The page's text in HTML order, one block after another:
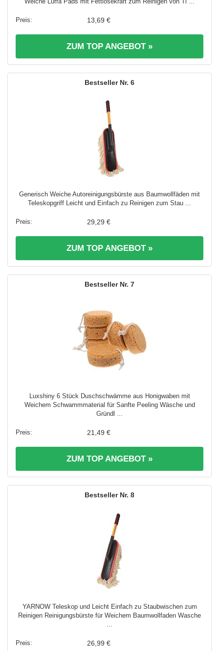
13,69 €
ZUM TOP ANGEBOT »
6
Generisch Weiche Autoreinigungsbürste aus Baumwollfäden mit
Teleskopgriff Leicht und Einfach zu Reinigen zum Stau ...
29,29 €
ZUM TOP ANGEBOT »
7
Luxshiny 6 Stück Duschschwämme aus Honigwaben mit
Weichem Schwammmaterial für Sanfte Peeling Wäsche und
Gründl ...
21,49 €
ZUM TOP ANGEBOT »
8
YARNOW Teleskop und Leicht Einfach zu Staubwischen zum
Reinigen Reinigungsbürste für Weichem Baumwollfaden Wasche
...
26,99 €